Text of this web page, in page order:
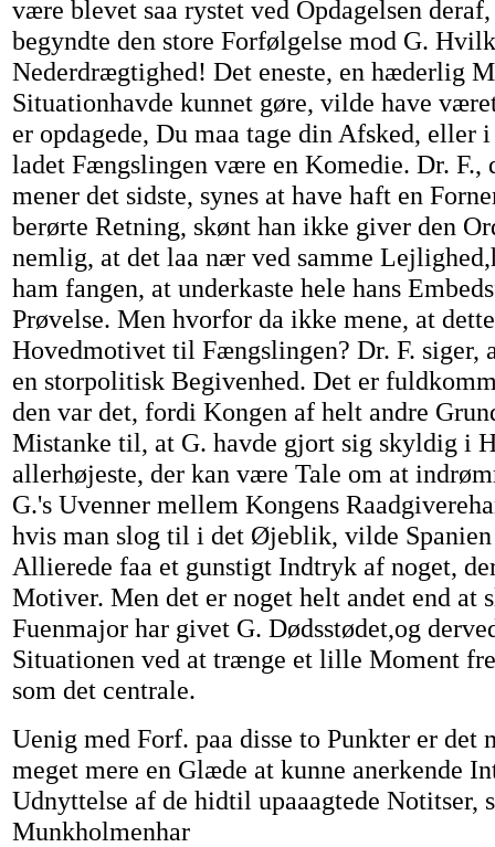
være blevet saa rystet ved Opdagelsen
begyndte den store Forfølgelse mod G.
Nederdrægtighed! Det eneste, en hæderlig
Situationhavde kunnet gøre, vilde have
er opdagede, Du maa tage din Afsked, eller
ladet Fængslingen være en Komedie. Dr.
mener det sidste, synes at have haft en
berørte Retning, skønt han ikke giver den
nemlig, at det laa nær ved samme
ham fangen, at underkaste hele hans
Prøvelse. Men hvorfor da ikke mene, at
Hovedmotivet til Fængslingen? Dr. F. siger,
en storpolitisk Begivenhed. Det er
den var det, fordi Kongen af helt andre
Mistanke til, at G. havde gjort sig skyldig i
allerhøjeste, der kan være Tale om at
G.'s Uvenner mellem Kongens
hvis man slog til i det Øjeblik, vilde
Allierede faa et gunstigt Indtryk af noget,
Motiver. Men det er noget helt andet end at
Fuenmajor har givet G. Dødsstødet,og
Situationen ved at trænge et lille Moment
som det centrale.
Uenig med Forf. paa disse to Punkter er det
meget mere en Glæde at kunne anerkende
Udnyttelse af de hidtil upaaagtede Notitser,
Munkholmenhar